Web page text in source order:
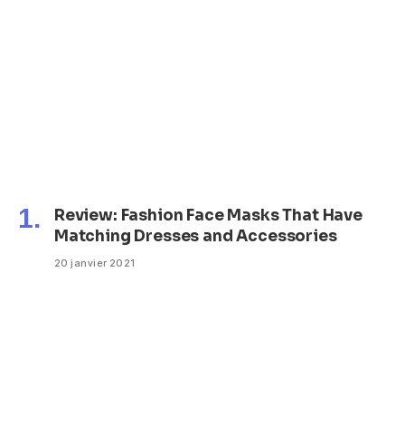
Review: Fashion Face Masks That Have
Matching Dresses and Accessories
20 janvier 2021